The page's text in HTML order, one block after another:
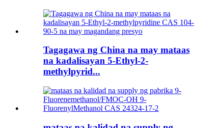
Tagagawa ng China na may mataas
na kadalisayan 5-Ethyl-2-
methylpyrid...